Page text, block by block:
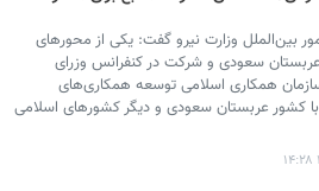
بین‌الملل وزارت نیرو گفت: یکی از محورهای
سعودی و شرکت در کنفرانس وزرای
همکاری اسلامی توسعه همکاری‌های
کشور عربستان سعودی و دیگر کشورهای اسلامی